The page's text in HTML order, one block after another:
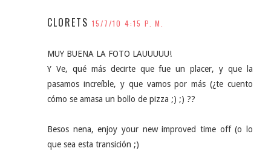
CLORETS 15/7/10 4:15 P. M.
MUY BUENA LA FOTO LAUUUUU!
Y Ve, qué más decirte que fue un placer, y que la
pasamos increíble, y que vamos por más (¿te cuento
cómo se amasa un bollo de pizza ;) ;) ??
Besos nena, enjoy your new improved time off (o lo
que sea esta transición ;)